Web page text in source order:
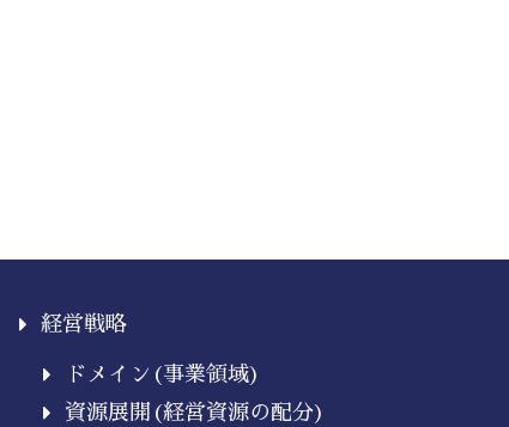
経営戦略
ドメイン(事業領域)
資源展開(経営資源の配分)